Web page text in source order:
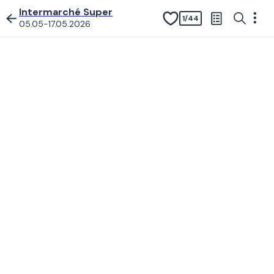
Intermarché Super
05.05-17.05.2026 1/44